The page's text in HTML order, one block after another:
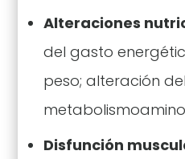
Alteraciones
del gasto
peso; alteración del
Disfunción